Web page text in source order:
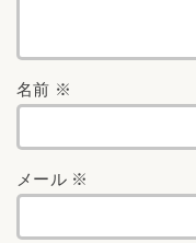
名前 ※
メール ※